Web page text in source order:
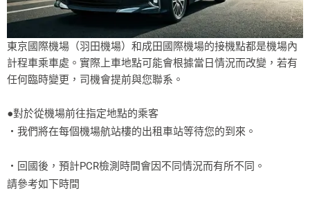
東京國際機場（羽田機場）和成田國際機場的接機點都是機場內
計程車乘車處。實際上車地點可能會根據當日情況而改變，若有
任何臨時變更，司機會提前與您聯系。
●對於從機場前往指定地點的乘客
・我們將在每個機場航站樓的出租車站等待您的到來。
・回國後，預計PCR檢測時間會因不同情況而有所不同。
請參考如下時間